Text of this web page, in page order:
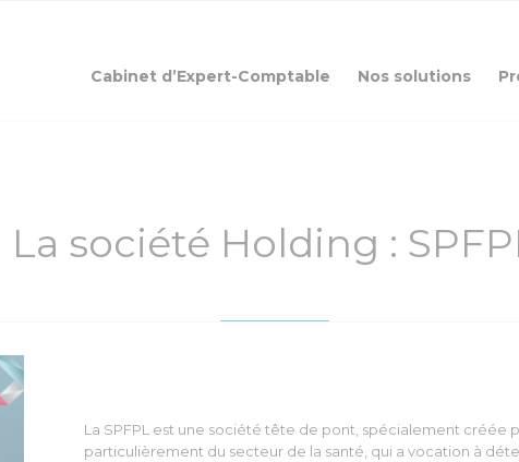
Cabinet d’Expert-Comptable Nos solutions
La société Holding :
La SPFPL est une société tête de pont, spécialement créée
particulièrement du secteur de la santé, qui a vocation à